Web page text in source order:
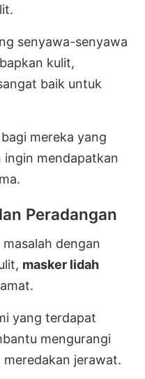
senyawa-senyawa
kulit,
baik untuk
mereka yang
ingin mendapatkan
Peradangan
dengan
masker lidah
yang terdapat
mengurangi
jerawat.